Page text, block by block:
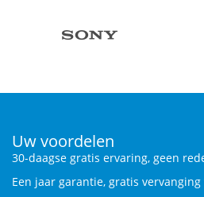
Uw voordelen
30-daagse gratis ervaring, geen
Een jaar garantie, gratis